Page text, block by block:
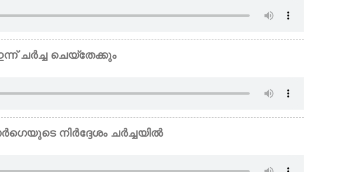
ചർച്ച ചെയ്‌തേക്കും
നിർദ്ദേശം ചർച്ചയിൽ